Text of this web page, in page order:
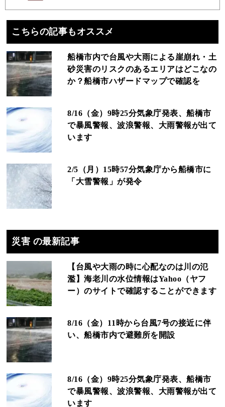
こちらの記事もオススメ
船橋市内で台風や大雨による崖崩れ・土
砂災害のリスクのあるエリアはどこなの
か？船橋市ハザードマップで確認を
8/16（金）9時25分気象庁発表、船橋市
で暴風警報、波浪警報、大雨警報が出て
います
2/5（月）15時57分気象庁から船橋市に
「大雪警報」が発令
災害 の最新記事
【台風や大雨の時に心配なのは川の氾
濫】海老川の水位情報はYahoo（ヤフ
ー）のサイトで確認することができます
8/16（金）11時から台風7号の接近に伴
い、船橋市内で避難所を開設
8/16（金）9時25分気象庁発表、船橋市
で暴風警報、波浪警報、大雨警報が出て
います